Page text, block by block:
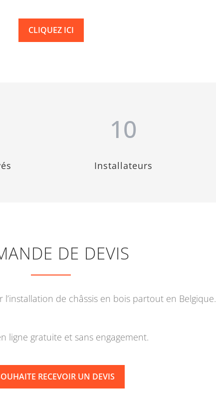
CLIQUEZ ICI
10
Installateurs
DE DEVIS
l’installation de châssis en bois partout en Belgique.
ligne gratuite et sans engagement.
RECEVOIR UN DEVIS